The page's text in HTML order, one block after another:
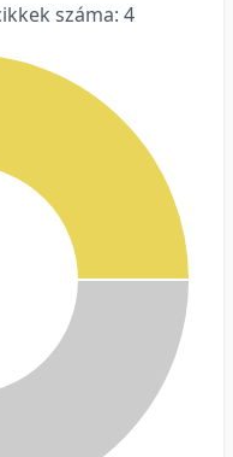
száma: 4